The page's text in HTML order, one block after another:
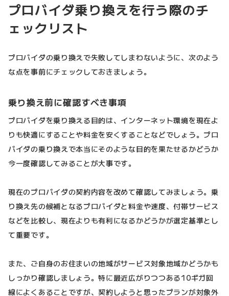
プロバイダ乗り換えを行う際のチ
ェックリスト
プロバイダの乗り換えで失敗してしまわないように、次のよう
な点を事前にチェックしておきましょう。
乗り換え前に確認すべき事項
プロバイダを乗り換える目的は、インターネット環境を現在よ
りも快適にすることや料金を安くすることなどでしょう。プロ
バイダの乗り換えで本当にそのような目的を果たせるかどうか
今一度確認してみることが大事です。
現在のプロバイダの契約内容を改めて確認してみましょう。乗
り換え先の候補となるプロバイダと料金や速度、付帯サービス
などを比較し、現在よりも有利になるかどうかが選定基準とし
て重要です。
また、ご自身のお住まいの地域がサービス対象地域かどうかも
しっかり確認しましょう。特に最近広がりつつある10ギガ回
線によくあることですが、契約しようと思ったプランが対象外